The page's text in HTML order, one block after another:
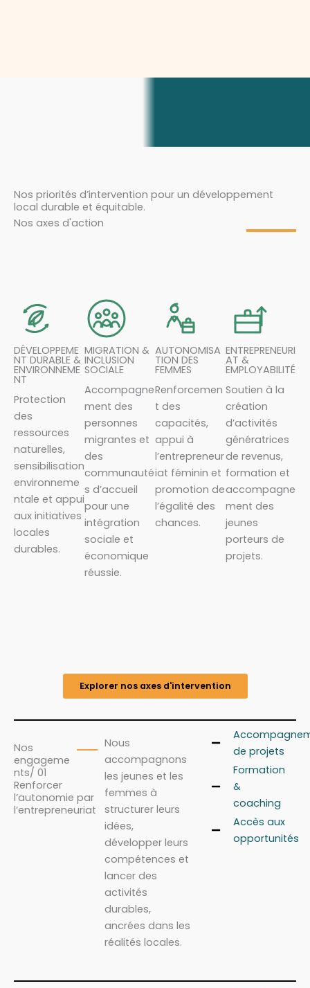
Nos priorités d’intervention pour un développement
local durable et équitable.
Nos axes d'action
DÉVELOPPEME
NT DURABLE &
ENVIRONNEME
NT
Protection
des
ressources
naturelles,
sensibilisation
environneme
ntale et appui
aux initiatives
locales
durables.
MIGRATION &
INCLUSION
SOCIALE
Accompagne
ment des
personnes
migrantes et
des
communauté
s d’accueil
pour une
intégration
sociale et
économique
réussie.
AUTONOMISA
TION DES
FEMMES
Renforcemen
t des
capacités,
appui à
l’entrepreneur
iat féminin et
promotion de
l’égalité des
chances.
ENTREPRENEURI
AT &
EMPLOYABILITÉ
Soutien à la
création
d’activités
génératrices
de revenus,
formation et
accompagne
ment des
jeunes
porteurs de
projets.
Explorer nos axes d'intervention
Nos
engageme
nts/ 01
Renforcer
l’autonomie par
l’entrepreneuriat
Nous
accompagnons
les jeunes et les
femmes à
structurer leurs
idées,
développer leurs
compétences et
lancer des
activités
durables,
ancrées dans les
réalités locales.
de projets
Formation
&
coaching
Accès aux
opportunités